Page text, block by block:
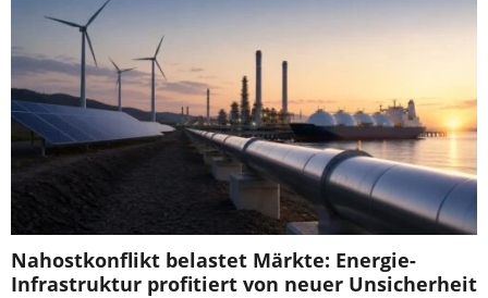
Nahostkonflikt belastet Märkte: Energie-
Infrastruktur profitiert von neuer Unsicherheit